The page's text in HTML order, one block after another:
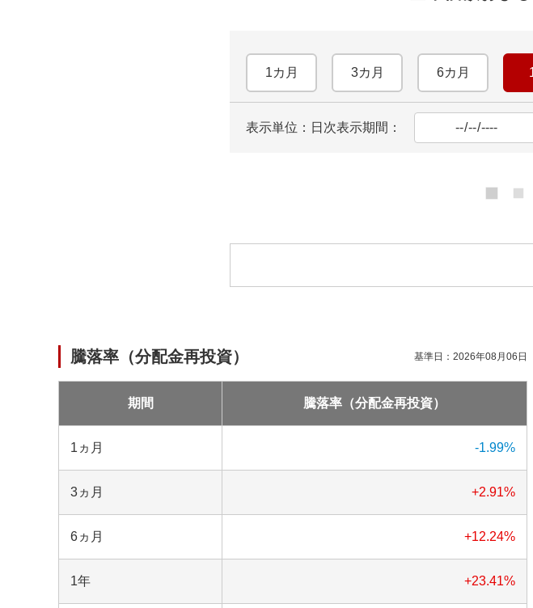
1カ月 3カ月 6カ月
表示単位：日次表示期間：
騰落率（分配金再投資） 基準日： 2026年08月06日
期間 騰落率（分配金再投資）
1ヵ月 -1.99%
3ヵ月 +2.91%
6ヵ月 +12.24%
1年 +23.41%